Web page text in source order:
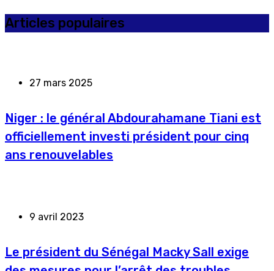
Articles populaires
27 mars 2025
Niger : le général Abdourahamane Tiani est
officiellement investi président pour cinq
ans renouvelables
9 avril 2023
Le président du Sénégal Macky Sall exige